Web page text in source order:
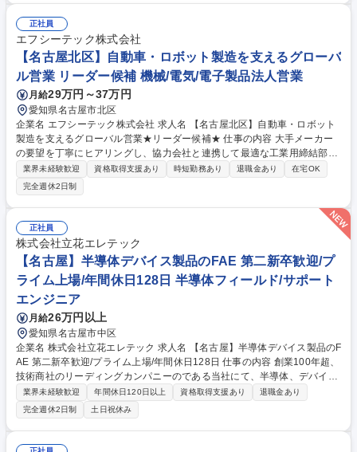
探索、新検査設備の検討、設備導入・素子試作評価、分析解析、良品率改
善・素子開発品の特性、性能、品質を最大限に引きだす検査方法提案◆車
載用パワー半導体の評価技術開発・車載使用環境を模擬した評価技術探
索、新評価設備の検討、設備導入等 募集職種 【豊田/半導体】電動車向け
パワー半導体素子の検査技術開発
正社員
エフシーテック株式会社
【名古屋北区】自動車・ロボット製造を支えるグローバ
ル営業 リーダー候補 機械/電気/電子製品法人営業
月給29万円～37万円
愛知県名古屋市北区
企業名 エフシーテック株式会社 求人名 【名古屋北区】自動車・ロボット
製造を支えるグローバル営業★リーダー候補★ 仕事の内容 大手メーカー
の要望を丁寧にヒアリングし、協力会社と連携して最適な工業用締結部品
（ネジ等）を提案する法人営業です。業界未経験・知識ゼロからでも、先
輩の同行やＯＪＴで専門知識を着実に身につけられます。 個別仕様品の供
給管理や生産計画に沿った対応など、商社としての幅広い経験を積みなが
ら、後輩育成やチームの巻き込みにも力を発揮していただくポジションで
す。 業績好調につき決算賞与の実績が直近ございます(昨年度賞与実績5.8
ヶ月分)。経験・成果に応じて想定年収レンジの上限も狙える立ち位置で
す。 将来的には課長・マネージャー登用の可能性もあり、腰を据えて組織
づくりに関わっていただけます。 募集職種 【名古屋北区】自動車・ロボ
ット製造を支えるグローバル営業★リーダー候補★
業界未経験歓迎 資格取得支援あり 時短勤務あり 退職金あり
在宅OK
完全週休2日制
正社員
株式会社立花エレテック
【名古屋】半導体デバイス製品のFAE 第二新卒歓迎/プ
ライム上場/年間休日128日 半導体フィールド/サポート
エンジニア
月給26万円以上
愛知県名古屋市中区
企業名 株式会社立花エレテック 求人名 【名古屋】半導体デバイス製品のF
AE 第二新卒歓迎/プライム上場/年間休日128日 仕事の内容 創業100年超、
技術商社のリーディングカンパニーのである当社にて、半導体、デバイス
製品のFAE（フィールドアプリケーションエンジニア）を担当いただきま
す。 家電/事務機/情報通信/自動車/住設等の関連部門に対し、顧客のニーズ
に合わせた高集積度の半導体やデバイス製品を提案や、マイコンのソフト
ウエア開発及びFPGAのサンプルデザイン作成など、技術サポートをおま
かせします。 【詳細】■メーカー製品と当社技術を活用して半導体、デバ
業界未経験歓迎 年間休日120日以上 資格取得支援あり
退職金あり
完全週休2日制
土日祝休み